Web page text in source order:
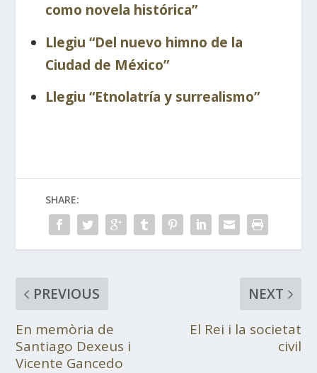
como novela histórica”
Llegiu “Del nuevo himno de la
Ciudad de México”
Llegiu “Etnolatría y surrealismo”
SHARE:
PREVIOUS
En memòria de
Santiago Dexeus i
Vicente Gancedo
NEXT
El Rei i la societat
civil